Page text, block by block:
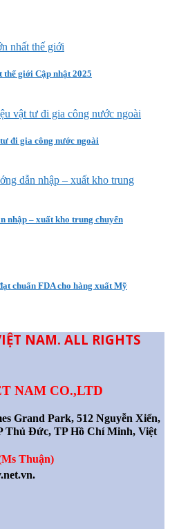
giới Cập nhật 2025
đi gia công nước ngoài
nhập – xuất kho trung chuyển
chuẩn FDA cho hàng xuất Mỹ
NAM. ALL RIGHTS
NAM CO.,LTD
Grand Park, 512 Nguyễn Xiển,
Thủ Đức, TP Hồ Chí Minh, Việt
Thuận)